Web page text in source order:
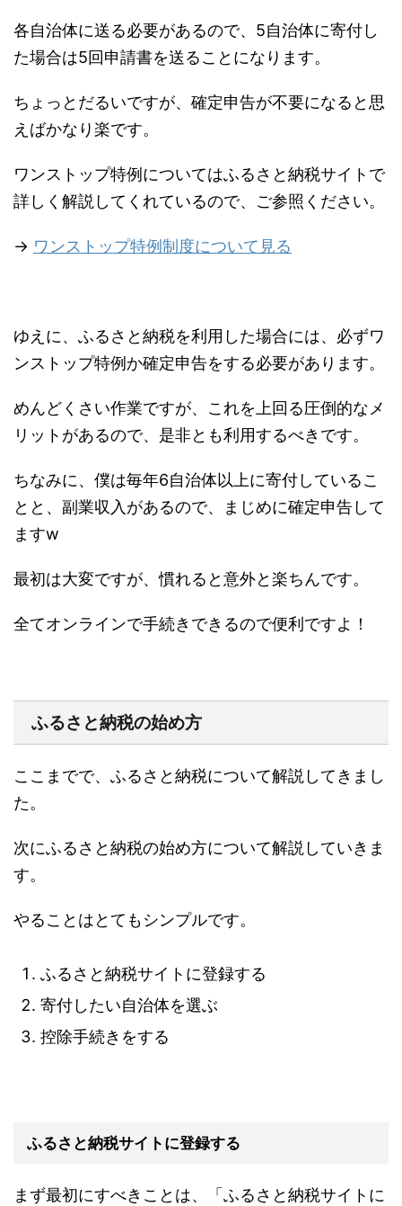
各自治体に送る必要があるので、5自治体に寄付し
た場合は5回申請書を送ることになります。
ちょっとだるいですが、確定申告が不要になると思
えばかなり楽です。
ワンストップ特例についてはふるさと納税サイトで
詳しく解説してくれているので、ご参照ください。
→ ワンストップ特例制度について見る
ゆえに、ふるさと納税を利用した場合には、必ずワ
ンストップ特例か確定申告をする必要があります。
めんどくさい作業ですが、これを上回る圧倒的なメ
リットがあるので、是非とも利用するべきです。
ちなみに、僕は毎年6自治体以上に寄付しているこ
とと、副業収入があるので、まじめに確定申告して
ますw
最初は大変ですが、慣れると意外と楽ちんです。
全てオンラインで手続きできるので便利ですよ！
ふるさと納税の始め方
ここまでで、ふるさと納税について解説してきまし
た。
次にふるさと納税の始め方について解説していきま
す。
やることはとてもシンプルです。
ふるさと納税サイトに登録する
寄付したい自治体を選ぶ
控除手続きをする
ふるさと納税サイトに登録する
まず最初にすべきことは、「ふるさと納税サイトに